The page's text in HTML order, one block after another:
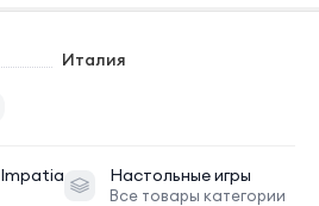
Италия
Impatia Настольные игры
Все товары категории